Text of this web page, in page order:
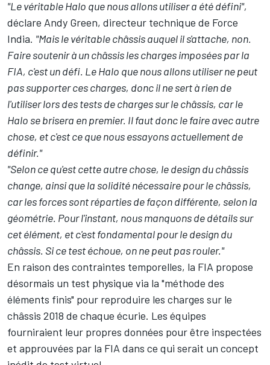
"Le véritable Halo que nous allons utiliser a été défini",
déclare Andy Green, directeur technique de Force
India. "Mais le véritable châssis auquel il s'attache, non.
Faire soutenir à un châssis les charges imposées par la
FIA, c'est un défi. Le Halo que nous allons utiliser ne peut
pas supporter ces charges, donc il ne sert à rien de
l'utiliser lors des tests de charges sur le châssis, car le
Halo se brisera en premier. Il faut donc le faire avec autre
chose, et c'est ce que nous essayons actuellement de
définir."
"Selon ce qu'est cette autre chose, le design du châssis
change, ainsi que la solidité nécessaire pour le châssis,
car les forces sont réparties de façon différente, selon la
géométrie. Pour l'instant, nous manquons de détails sur
cet élément, et c'est fondamental pour le design du
châssis. Si ce test échoue, on ne peut pas rouler."
En raison des contraintes temporelles, la FIA propose
désormais un test physique via la "méthode des
éléments finis" pour reproduire les charges sur le
châssis 2018 de chaque écurie. Les équipes
fourniraient leur propres données pour être inspectées
et approuvées par la FIA dans ce qui serait un concept